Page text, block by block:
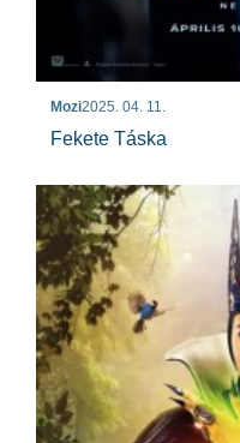
Mozi2025. 04. 11.
Fekete Táska